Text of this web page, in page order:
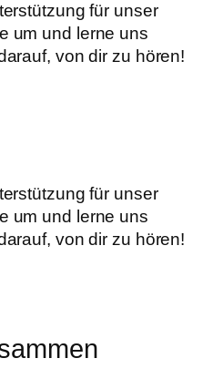
für unser
um und lerne uns
von dir zu hören!
für unser
um und lerne uns
von dir zu hören!